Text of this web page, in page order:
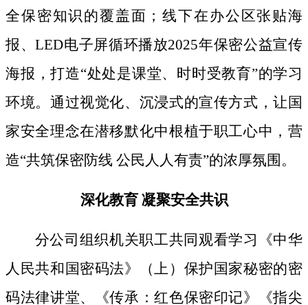
全保密知识的覆盖面；线下在办公区张贴海
报、LED电子屏循环播放2025年保密公益宣传
海报，打造“处处是课堂、时时受教育”的学习
环境。通过视觉化、沉浸式的宣传方式，让国
家安全理念在潜移默化中根植于职工心中，营
造“共筑保密防线 公民人人有责”的浓厚氛围。
深化教育凝聚安全共识
分公司组织机关职工共同观看学习《中华
人民共和国密码法》
（上）保护国家秘密的密
码法律讲堂、
《传承：红色保密印记》《指尖